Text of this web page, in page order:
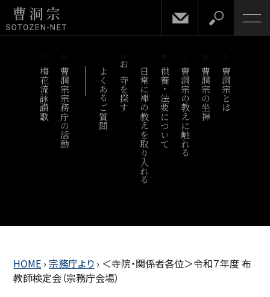
梅花流詠讃歌 曹洞宗宗務庁の活動 よくあるご質問 お寺を探す 日常に禅の教えを取り入れる供養・法要について曹洞宗の教えに触れる 曹洞宗の坐禅 曹洞宗とは
HOME › 宗務庁より › ＜寺院・関係者各位＞令和７年度 布
教師検定会（宗務庁会場）